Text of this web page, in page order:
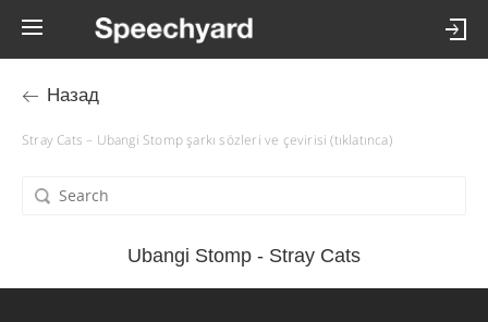
Назад
Stray Cats – Ubangi Stomp şarkı sözleri ve çevirisi (tıklatınca)
Ubangi Stomp - Stray Cats